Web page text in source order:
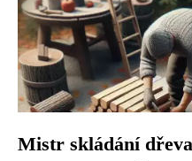
Mistr skládání